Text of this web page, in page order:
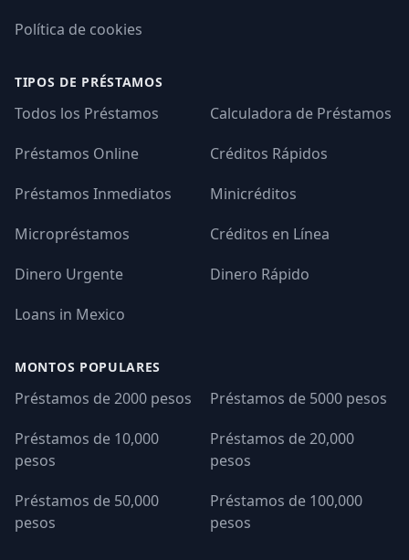
Política de cookies
TIPOS DE PRÉSTAMOS
Todos los Préstamos
Calculadora de Préstamos
Préstamos Online
Créditos Rápidos
Préstamos Inmediatos
Minicréditos
Micropréstamos
Créditos en Línea
Dinero Urgente
Dinero Rápido
Loans in Mexico
MONTOS POPULARES
Préstamos de 2000 pesos
Préstamos de 5000 pesos
Préstamos de 10,000
pesos
Préstamos de 20,000
pesos
Préstamos de 50,000
pesos
Préstamos de 100,000
pesos